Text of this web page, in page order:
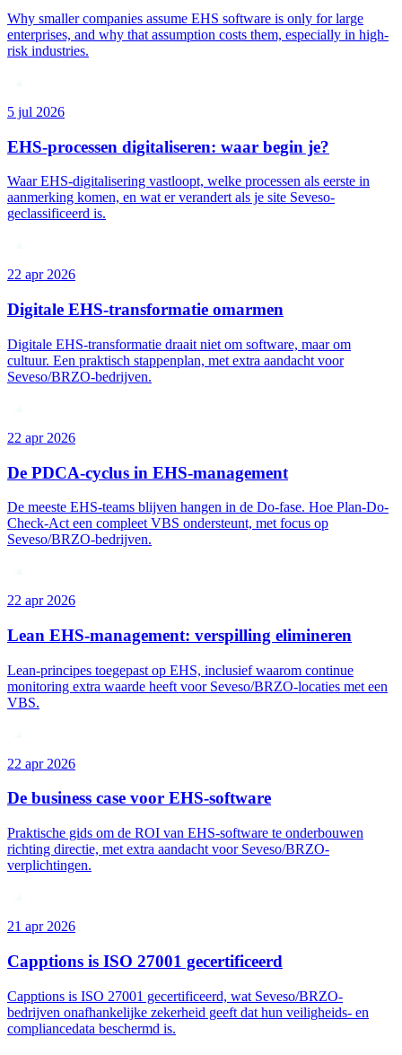
Why smaller companies assume EHS software is only for large
enterprises, and why that assumption costs them, especially in high-
risk industries.
5 jul 2026
EHS-processen digitaliseren: waar begin je?
Waar EHS-digitalisering vastloopt, welke processen als eerste in
aanmerking komen, en wat er verandert als je site Seveso-
geclassificeerd is.
22 apr 2026
Digitale EHS-transformatie omarmen
Digitale EHS-transformatie draait niet om software, maar om
cultuur. Een praktisch stappenplan, met extra aandacht voor
Seveso/BRZO-bedrijven.
22 apr 2026
De PDCA-cyclus in EHS-management
De meeste EHS-teams blijven hangen in de Do-fase. Hoe Plan-Do-
Check-Act een compleet VBS ondersteunt, met focus op
Seveso/BRZO-bedrijven.
22 apr 2026
Lean EHS-management: verspilling elimineren
Lean-principes toegepast op EHS, inclusief waarom continue
monitoring extra waarde heeft voor Seveso/BRZO-locaties met een
VBS.
22 apr 2026
De business case voor EHS-software
Praktische gids om de ROI van EHS-software te onderbouwen
richting directie, met extra aandacht voor Seveso/BRZO-
verplichtingen.
21 apr 2026
Capptions is ISO 27001 gecertificeerd
Capptions is ISO 27001 gecertificeerd, wat Seveso/BRZO-
bedrijven onafhankelijke zekerheid geeft dat hun veiligheids- en
compliancedata beschermd is.